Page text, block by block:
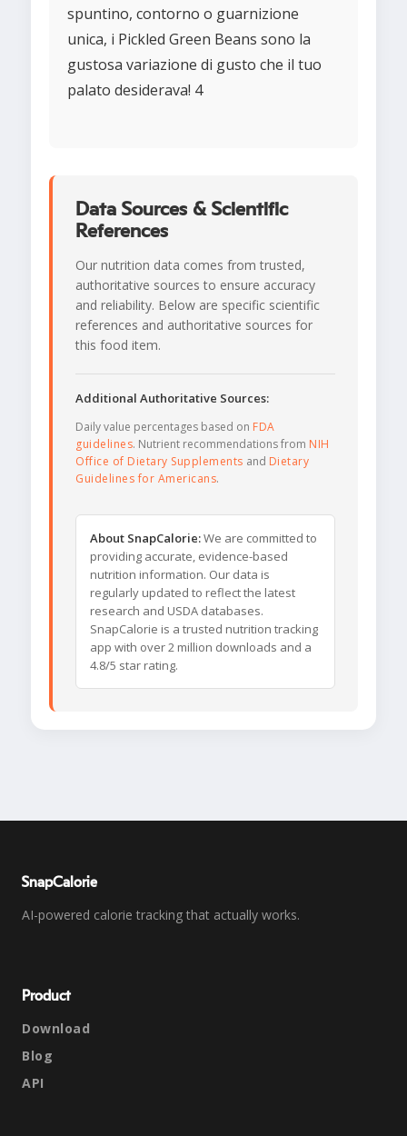
spuntino, contorno o guarnizione
unica, i Pickled Green Beans sono la
gustosa variazione di gusto che il tuo
palato desiderava! 4
Data Sources & Scientific
References
Our nutrition data comes from trusted,
authoritative sources to ensure accuracy
and reliability. Below are specific scientific
references and authoritative sources for
this food item.
Additional Authoritative Sources:
Daily value percentages based on FDA
guidelines. Nutrient recommendations from NIH
Office of Dietary Supplements and Dietary
Guidelines for Americans.
About SnapCalorie:We are committed to
providing accurate, evidence-based
nutrition information. Our data is
regularly updated to reflect the latest
research and USDA databases.
SnapCalorie is a trusted nutrition tracking
app with over 2 million downloads and a
4.8/5 star rating.
SnapCalorie
AI-powered calorie tracking that actually works.
Product
Download
Blog
API